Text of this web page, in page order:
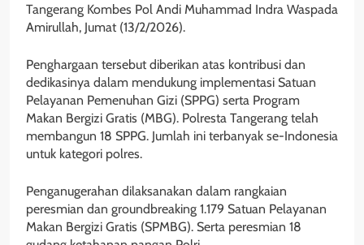
Tangerang Kombes Pol Andi Muhammad Indra Waspada
Amirullah, Jumat (13/2/2026).
Penghargaan tersebut diberikan atas kontribusi dan
dedikasinya dalam mendukung implementasi Satuan
Pelayanan Pemenuhan Gizi (SPPG) serta Program
Makan Bergizi Gratis (MBG). Polresta Tangerang telah
membangun 18 SPPG. Jumlah ini terbanyak se-Indonesia
untuk kategori polres.
Penganugerahan dilaksanakan dalam rangkaian
peresmian dan groundbreaking 1.179 Satuan Pelayanan
Makan Bergizi Gratis (SPMBG). Serta peresmian 18